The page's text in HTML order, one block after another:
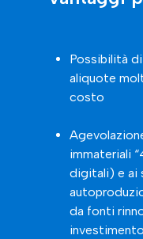
Possibilità
aliquote
costo
immateriali
digitali) e ai
da fonti